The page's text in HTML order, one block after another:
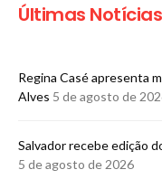
Últimas Notícias
Regina Casé apresenta
Alves 5 de agosto de
​Salvador recebe edição
5 de agosto de 2026